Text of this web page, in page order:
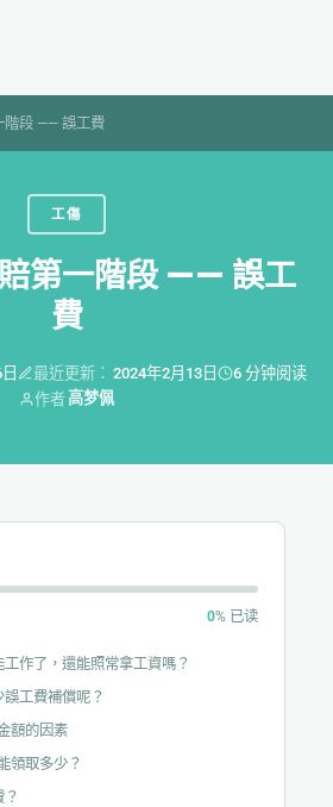
階段 —— 誤工費
工傷
第一階段 —— 誤工
費
最近更新： 2024年2月13日
6 分钟阅读
作者 高梦佩
0% 已读
作了，還能照常拿工資嗎？
工費補償呢？
額的因素
領取多少？